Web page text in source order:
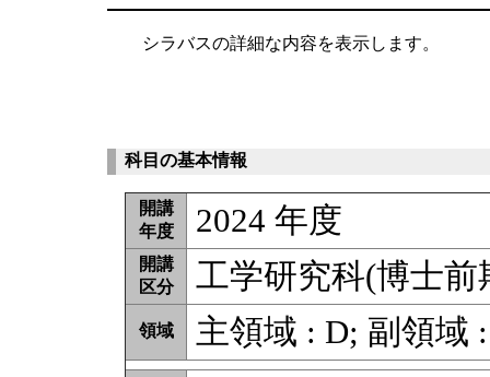
シラバスの詳細な内容を表示します。
科目の基本情報
開講
年度
2024 年度
開講
区分
工学研究科(博士
領域 主領域 : D; 副領域